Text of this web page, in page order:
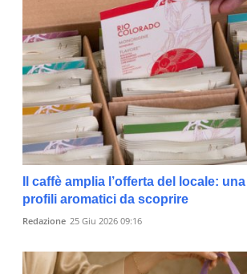
Il caffè amplia l’offerta del locale:
profili aromatici da scoprire
Redazione 25 Giu 2026 09:16